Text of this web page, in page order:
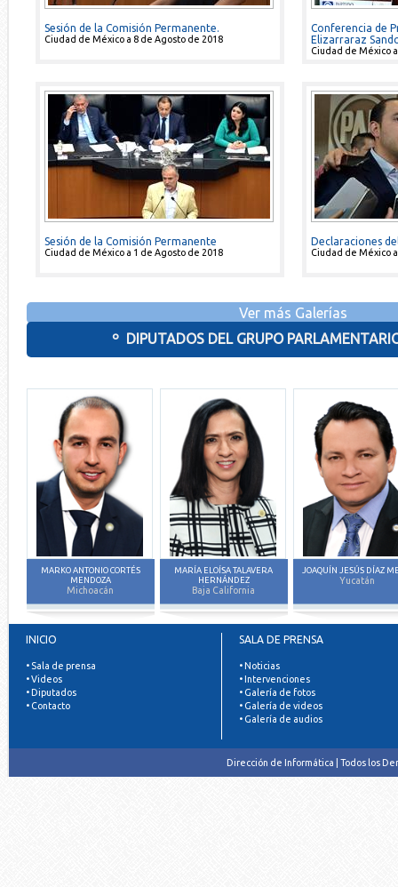
Sesión de la Comisión Permanente.
Ciudad de México a 8 de Agosto de 2018
Conferencia de
Elizarraraz
Ciudad de México
Sesión de la Comisión Permanente
Ciudad de México a 1 de Agosto de 2018
Declaraciones
Ciudad de México
Ver más Galerías
º DIPUTADOS DEL GRUPO
MARKO ANTONIO CORTÉS
MENDOZA
Michoacán
MARÍA ELOÍSA TALAVERA
HERNÁNDEZ
Baja California
JOAQUÍN JESÚS DÍAZ
Yucatán
INICIO
• Sala de prensa
• Videos
• Diputados
• Contacto
SALA DE PRENSA
• Noticias
• Intervenciones
• Galería de fotos
• Galería de videos
• Galería de audios
Dirección de Informática | Todos los